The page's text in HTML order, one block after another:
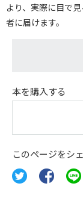
より、実際に目で
者に届けます。
本を購入する
このページをシ